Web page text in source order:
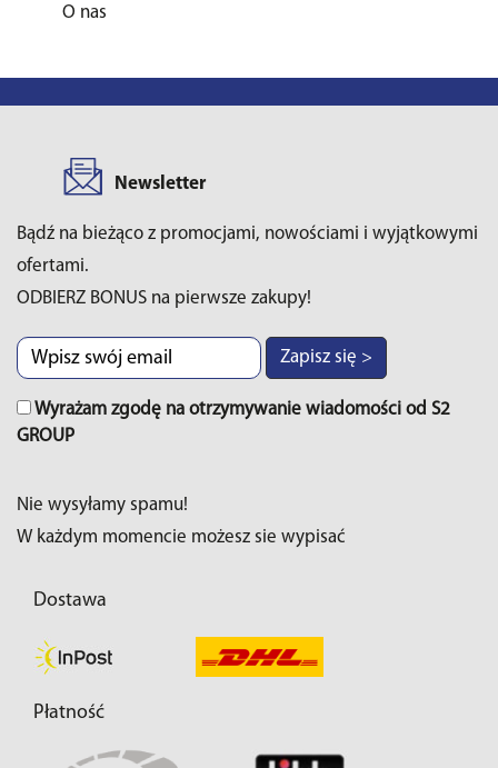
O nas
Newsletter
Bądź na bieżąco z promocjami, nowościami i wyjątkowymi
ofertami.
ODBIERZ BONUS na pierwsze zakupy!
Zapisz się >
Wyrażam zgodę na otrzymywanie wiadomości od S2
GROUP
Nie wysyłamy spamu!
W każdym momencie możesz sie wypisać
Dostawa
Płatność